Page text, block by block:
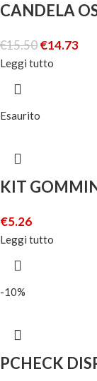
CANDELA
€15.50€14.73
Leggi tutto
Esaurito
KIT
€5.26
Leggi tutto
-10%
PCHECK